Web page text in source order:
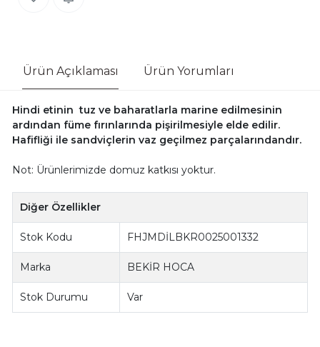
Ürün Açıklaması Ürün Yorumları
Hindi etinin tuz ve baharatlarla marine edilmesinin
ardından füme fırınlarında pişirilmesiyle elde edilir.
Hafifliği ile sandviçlerin vaz geçilmez parçalarındandır.
Not: Ürünlerimizde domuz katkısı yoktur.
Diğer Özellikler
Stok Kodu FHJMDİLBKR0025001332
Marka BEKİR HOCA
Stok Durumu Var